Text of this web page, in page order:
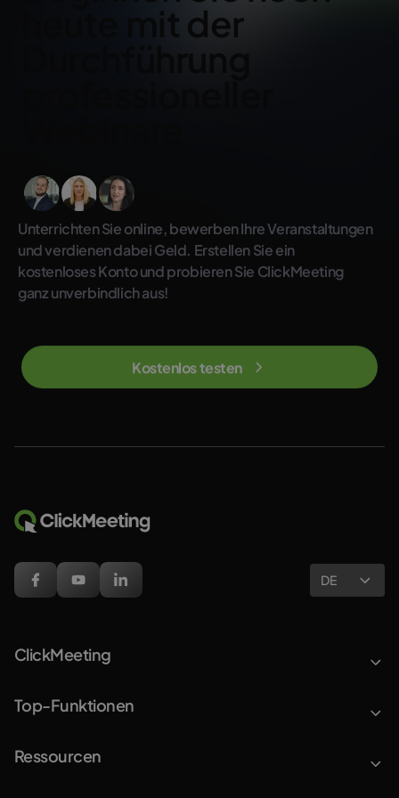
heute mit der
Durchführung
Unterrichten Sie online, bewerben Ihre Veranstaltungen
und verdienen dabei Geld. Erstellen Sie ein
kostenloses Konto und probieren Sie ClickMeeting
ganz unverbindlich aus!
Kostenlos testen
DE
ClickMeeting
Top-Funktionen
Ressourcen